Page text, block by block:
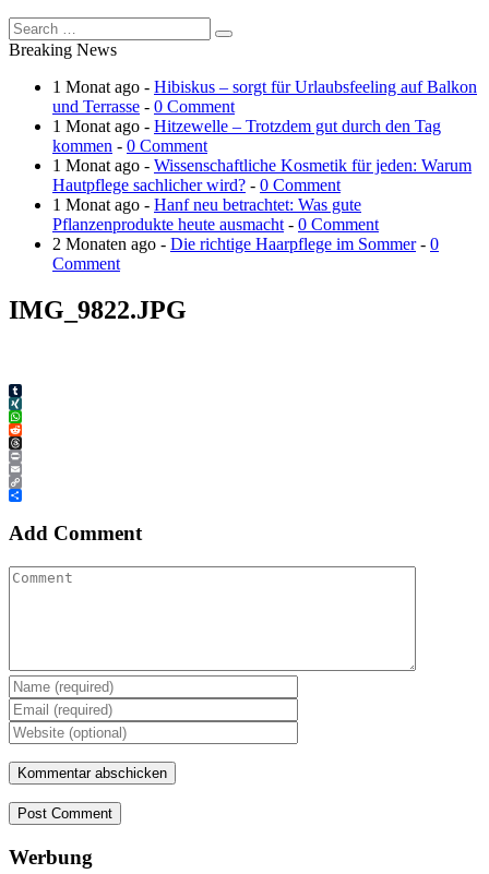
Breaking News
1 Monat ago - Hibiskus – sorgt für Urlaubsfeeling auf Balkon
und Terrasse - 0 Comment
1 Monat ago - Hitzewelle – Trotzdem gut durch den Tag
kommen - 0 Comment
1 Monat ago - Wissenschaftliche Kosmetik für jeden: Warum
Hautpflege sachlicher wird? - 0 Comment
1 Monat ago - Hanf neu betrachtet: Was gute
Pflanzenprodukte heute ausmacht - 0 Comment
2 Monaten ago - Die richtige Haarpflege im Sommer- 0
Comment
IMG_9822.JPG
Tumblr
XING
WhatsApp
Reddit
Threads
Print
Email
Copy
Link
Teilen
Add Comment
Post Comment
Werbung